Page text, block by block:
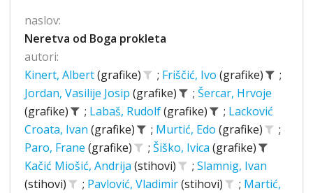
naslov:
Neretva od Boga prokleta
autori:
Kinert, Albert(grafike) ; Friščić, Ivo (grafike)
;
Jordan, Vasilije Josip (grafike) ; Šercar, Hrvoje
(grafike)
; Labaš, Rudolf(grafike) ; Lacković
Croata, Ivan (grafike) ; Murtić, Edo (grafike)
;
Paro, Frane (grafike) ; Šiško, Ivica (grafike)
Kačić Miošić, Andrija (stihovi) ; Slamnig, Ivan
(stihovi)
; Pavlović, Vladimir(stihovi) ; Martić,